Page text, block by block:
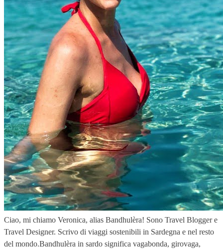
Ciao, mi chiamo Veronica, alias Bandhulèra! Sono Travel Blogger e
Travel Designer. Scrivo di viaggi sostenibili in Sardegna e nel resto
del mondo.Bandhulèra in sardo significa vagabonda, girovaga,